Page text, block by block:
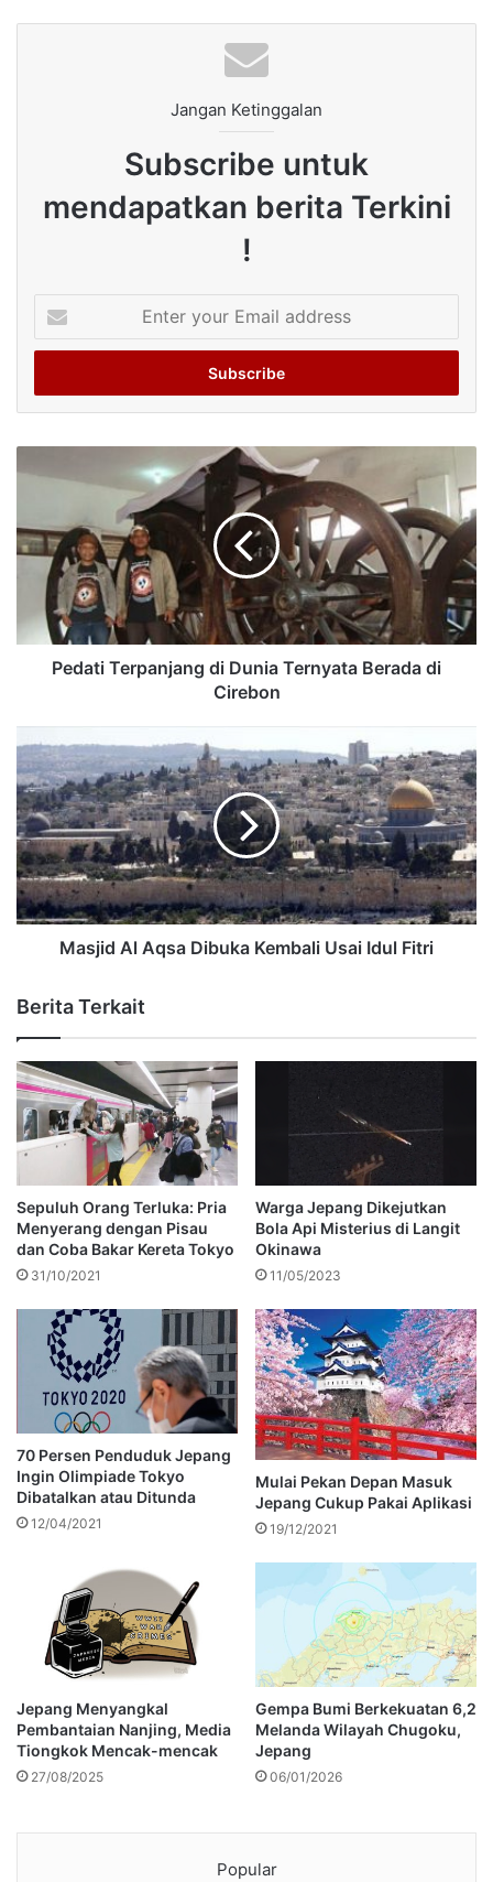
Jangan Ketinggalan
Subscribe untuk
mendapatkan berita Terkini
!
your
Email
Pedati Terpanjang di Dunia Ternyata Berada di
Cirebon
Masjid Al Aqsa Dibuka Kembali Usai Idul Fitri
Berita Terkait
Sepuluh Orang Terluka: Pria
Menyerang dengan Pisau
dan Coba Bakar Kereta Tokyo
31/10/2021
Warga Jepang Dikejutkan
Bola Api Misterius di Langit
Okinawa
11/05/2023
70 Persen Penduduk Jepang
Ingin Olimpiade Tokyo
Dibatalkan atau Ditunda
12/04/2021
Mulai Pekan Depan Masuk
Jepang Cukup Pakai Aplikasi
19/12/2021
Jepang Menyangkal
Pembantaian Nanjing, Media
Tiongkok Mencak-mencak
27/08/2025
Gempa Bumi Berkekuatan 6,2
Melanda Wilayah Chugoku,
Jepang
06/01/2026
Popular